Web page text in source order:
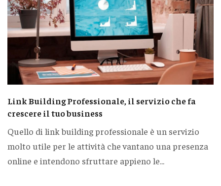
Link Building Professionale, il servizio che fa
crescere il tuo business
Quello di link building professionale è un servizio
molto utile per le attività che vantano una presenza
online e intendono sfruttare appieno le...